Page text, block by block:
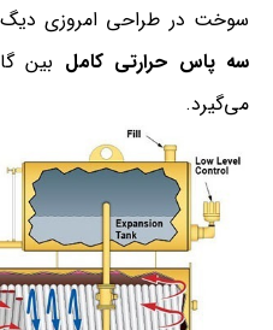
سوخت در طراحی امروزی دیگ
سه پاس حرارتی کامل بین
می‌گیرد.